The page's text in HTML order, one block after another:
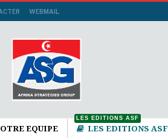
WEBMAIL
EQUIPE LES EDITIONS ASF
LES EDITIONS ASF